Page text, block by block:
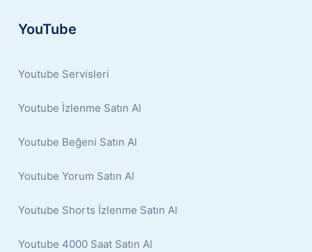
YouTube
Youtube Servisleri
Youtube İzlenme Satın Al
Youtube Beğeni Satın Al
Youtube Yorum Satın Al
Youtube Shorts İzlenme Satın Al
Youtube 4000 Saat Satın Al